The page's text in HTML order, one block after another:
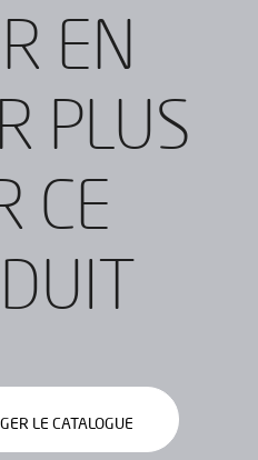
EN
PLUS
CE
LE CATALOGUE